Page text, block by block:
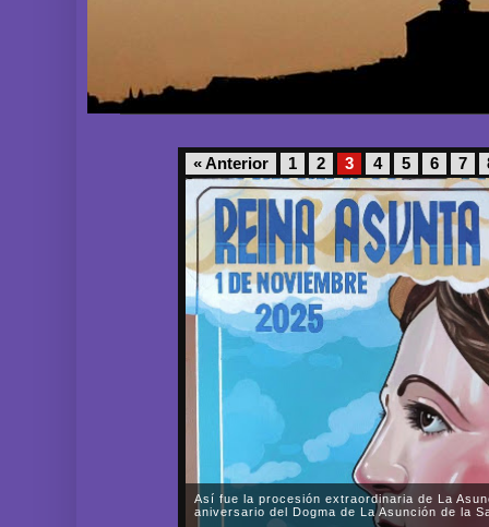
« Anterior 1 2 3 4 5 6 7
Así fue la procesión extraordinaria de La
aniversario del Dogma de La Asunción de la